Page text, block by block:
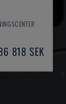
818 SEK